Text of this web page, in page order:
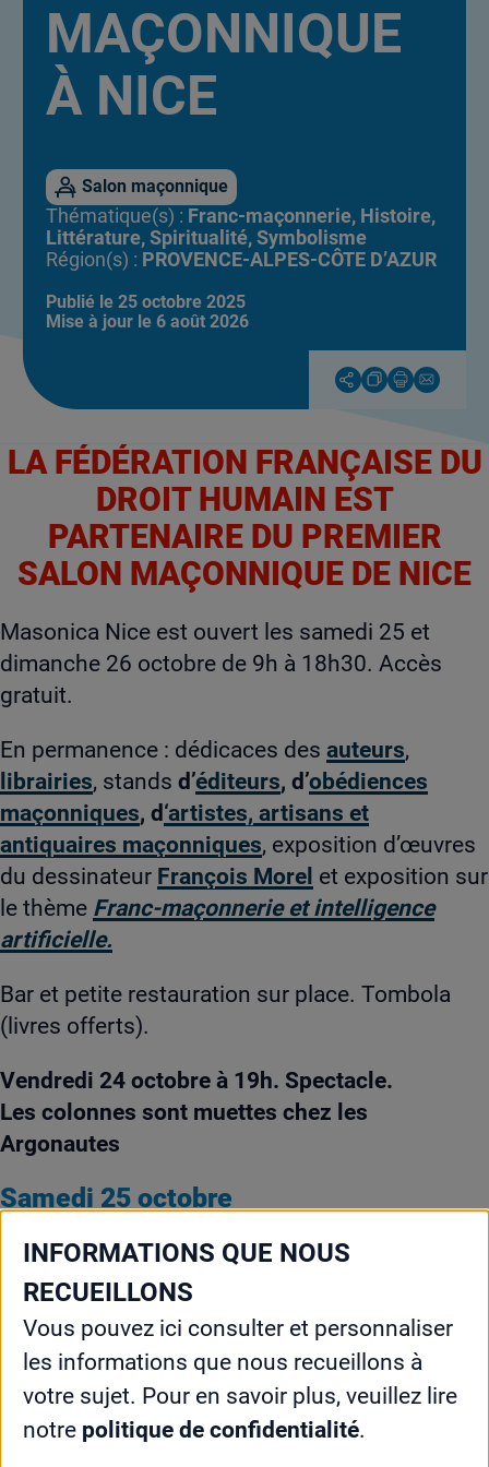
INFORMATIONS QUE NOUS
RECUEILLONS
Vous pouvez ici consulter et personnaliser
les informations que nous recueillons à
votre sujet. Pour en savoir plus, veuillez lire
notre politique de confidentialité.
MAÇONNIQUE
À NICE
Salon maçonnique
Thématique(s) : Franc-maçonnerie, Histoire,
Littérature, Spiritualité, Symbolisme
Région(s) : PROVENCE-ALPES-CÔTE D’AZUR
Publié le 25 octobre 2025
Mise à jour le 6 août 2026
P
r
t
a
g
e
Copier
de
la
page
page
P
r
t
g
e
r
a
p
a
a
m
i
l
LA FÉDÉRATION FRANÇAISE DU
DROIT HUMAIN EST
PARTENAIRE DU PREMIER
SALON MAÇONNIQUE DE NICE
Masonica Nice est ouvert les samedi 25 et
dimanche 26 octobre de 9h à 18h30. Accès
gratuit.
En permanence : dédicaces des auteurs,
librairies, stands d’éditeurs, d’obédiences
maçonniques, d ‘artistes, artisans et
antiquaires maçonniques, exposition d’œuvres
du dessinateur François Morel et exposition sur
le thème Franc-maçonnerie et intelligence
artificielle.
Bar et petite restauration sur place. Tombola
(livres offerts).
Vendredi 24 octobre à 19h. Spectacle.
Les colonnes sont muettes chez les
Argonautes
Samedi 25 octobre
à 9h.Ouverture de Masonica Nice. Accueil du
public
à 9h30. Table ronde.Nice, carrefour secret de
la franc-maçonnerie
à 11h. Table ronde.Spiritualité en liberté :
franchir les frontières des dogmes